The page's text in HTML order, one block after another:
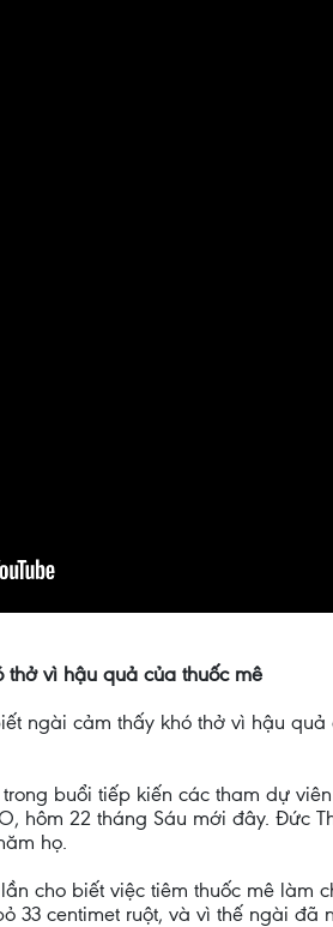
thở vì hậu quả của thuốc mê
ngài cảm thấy khó thở vì hậu
buổi tiếp kiến các tham dự
hôm 22 tháng Sáu mới đây. Đức
họ.
cho biết việc tiêm thuốc mê
33 centimet ruột, và vì thế ngài